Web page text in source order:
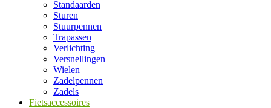
Standaarden
Sturen
Stuurpennen
Trapassen
Verlichting
Versnellingen
Wielen
Zadelpennen
Zadels
Fietsaccessoires